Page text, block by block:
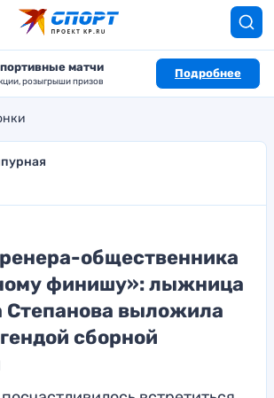
матчи
розыгрыши призов
Подробнее
общественника
финишу»: лыжница
Степанова выложила
сборной